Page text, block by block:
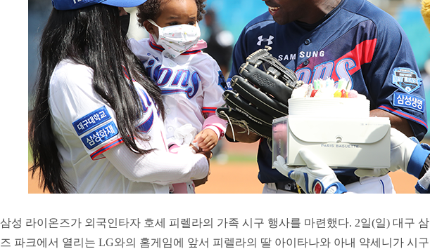
삼성 라이온즈가 외국인타자 호세 피렐라의 가족 시구 행사를 마련했다. 2일(일) 대구
즈 파크에서 열리는 LG와의 홈게임에 앞서 피렐라의 딸 아이타나와 아내 약세니가 시